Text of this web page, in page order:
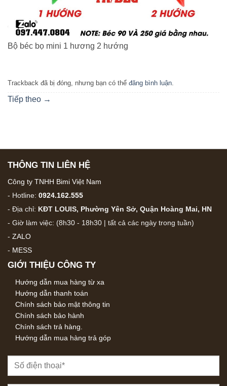
Bộ béc bọ mini 1 hương 2 hướng
Trackback đã bị đóng, nhưng bạn có thể đăng bình luận.
Tiếp theo →
THÔNG TIN LIÊN HỆ
Công ty TNHH Bimi Việt Nam
- Hotline: 0924.162.555
- Địa chỉ: KĐT LOUIS, Phường Yên Sở, Quận Hoàng Mai, HN
- Giờ làm việc: (8h30 - 18h30 | tất cả các ngày trong tuần)
- ZALO
- MESS
GIỚI THIỆU CÔNG TY
Hướng dẫn mua hàng từ xa
Hướng dẫn thanh toán
Chính sách bảo mật thông tin
Chính sách bảo hành
Chính sách trả hàng.
Hướng dẫn mua hàng trả góp